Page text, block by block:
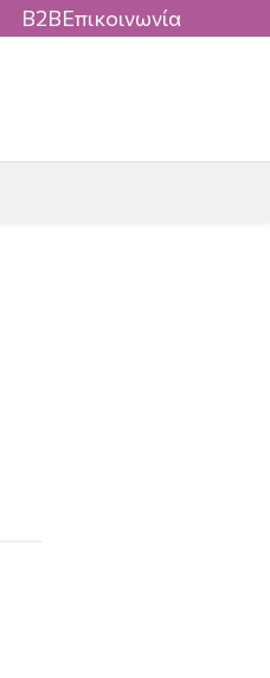
B2BΕπικοινωνία